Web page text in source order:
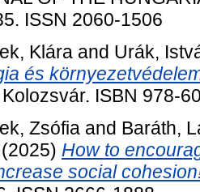
ISSN 2060-1506
Klára and Urák,
és
ISBN 978-
Zsófia and Baráth,
(2025) How to
social